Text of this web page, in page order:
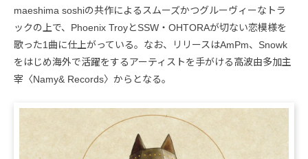
maeshima soshiの共作によるスムーズかつグルーヴィーなトラ
ックの上で、Phoenix TroyとSSW・OHTORAが切ない恋模様を
歌った1曲に仕上がっている。なお、リリースはAmPm、Snowk
をはじめ海外で活躍をするアーティストを手がける高波由多加主
宰〈Namy& Records〉からとなる。